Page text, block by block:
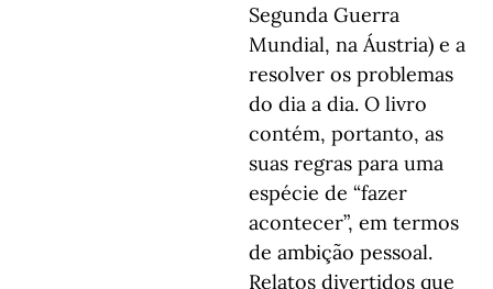
Segunda Guerra
Mundial, na Áustria) e a
resolver os problemas
do dia a dia. O livro
contém, portanto, as
suas regras para uma
espécie de “fazer
acontecer”, em termos
de ambição pessoal.
Relatos divertidos que